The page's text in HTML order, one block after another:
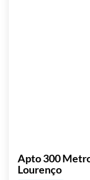
Apto 300
Lourenço